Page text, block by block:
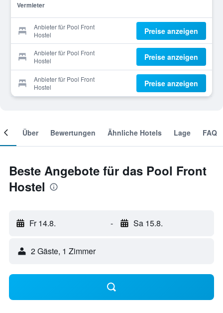
Vermieter
Anbieter für Pool Front
Hostel
Preise anzeigen
Anbieter für Pool Front
Hostel
Preise anzeigen
Anbieter für Pool Front
Hostel
Preise anzeigen
Über Bewertungen Ähnliche Hotels Lage FAQ
Beste Angebote für das Pool Front
Hostel
Fr 14.8. - Sa 15.8.
2 Gäste, 1 Zimmer